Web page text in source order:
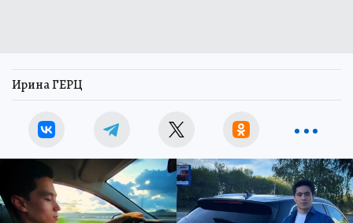
Ирина ГЕРЦ